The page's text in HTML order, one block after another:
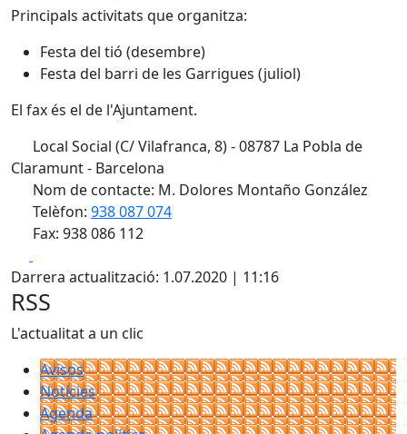
Principals activitats que organitza:
Festa del tió (desembre)
Festa del barri de les Garrigues (juliol)
El fax és el de l'Ajuntament.
Local Social (C/ Vilafranca, 8) - 08787 La Pobla de
Claramunt - Barcelona
Nom de contacte: M. Dolores Montaño González
Telèfon: 938 087 074
Fax: 938 086 112
Darrera actualització: 1.07.2020 | 11:16
RSS
L'actualitat a un clic
Avisos
Notícies
Agenda